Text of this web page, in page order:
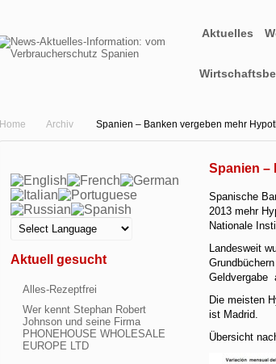
Aktuelles
Home Archiv Spanien – Banken vergeben mehr
Aktuell gesucht
Alles-Rezeptfrei
Wer kennt Stephan Robert
Johnson und seine Firma
PHONEHOUSE WHOLESALE
EUROPE LTD
Spanien –
Spanische
2013 mehr
Nationale
Landesweit
Geldvergabe
Die meisten
ist Madrid.
Übersicht